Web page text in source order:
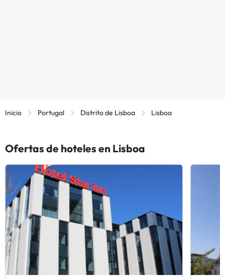
Inicio Portugal Distrito de Lisboa Lisboa
Ofertas de hoteles en Lisboa